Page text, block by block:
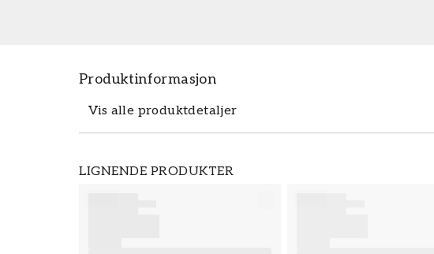
Produktinformasjon
Vis alle produktdetaljer
LIGNENDE PRODUKTER